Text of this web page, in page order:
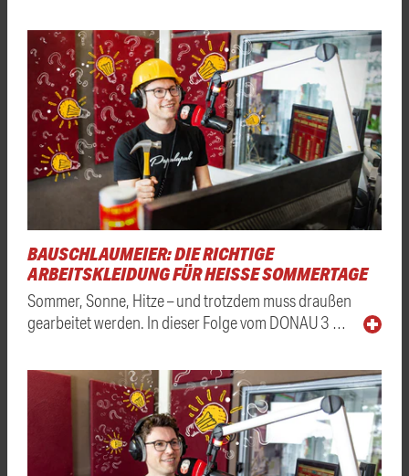
BAUSCHLAUMEIER: DIE RICHTIGE
ARBEITSKLEIDUNG FÜR HEISSE SOMMERTAGE
Sommer, Sonne, Hitze – und trotzdem muss draußen
gearbeitet werden. In dieser Folge vom DONAU 3 …